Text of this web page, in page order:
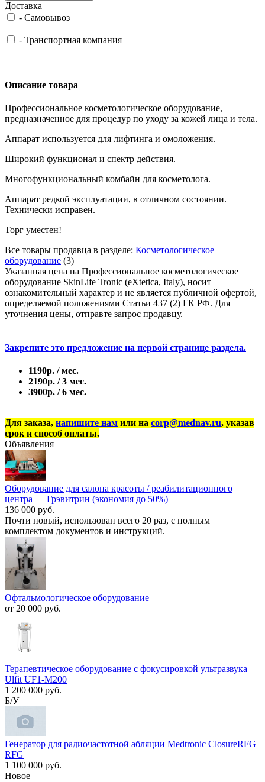
Доставка
- Самовывоз
- Транспортная компания
Описание товара
Профессиональное косметологическое оборудование,
предназначенное для процедур по уходу за кожей лица и тела.
Аппарат используется для лифтинга и омоложения.
Широкий функционал и спектр действия.
Многофункциональный комбайн для косметолога.
Аппарат редкой эксплуатации, в отличном состоянии.
Технически исправен.
Торг уместен!
Все товары продавца в разделе: Косметологическое
оборудование (3)
Указанная цена на Профессиональное косметологическое
оборудование SkinLife Tronic (eXtetica, Italy), носит
ознакомительный характер и не является публичной офертой,
определяемой положениями Статьи 437 (2) ГК РФ. Для
уточнения цены, отправте запрос продавцу.
Закрепите это предложение на первой странице раздела.
1190р. / мес.
2190р. / 3 мес.
3900р. / 6 мес.
Для заказа, напишите нам или на corp@mednav.ru, указав
срок и способ оплаты.
Объявления
Оборудование для салона красоты / реабилитационного
центра — Грэвитрин (экономия до 50%)
136 000 руб.
Почти новый, использован всего 20 раз, с полным
комплектом документов и инструкций.
Офтальмологическое оборудование
от 20 000 руб.
Терапевтическое оборудование с фокусировкой ультразвука
Ulfit UF1-M200
1 200 000 руб.
Б/У
Генератор для радиочастотной абляции Medtronic ClosureRFG
RFG
1 100 000 руб.
Новое